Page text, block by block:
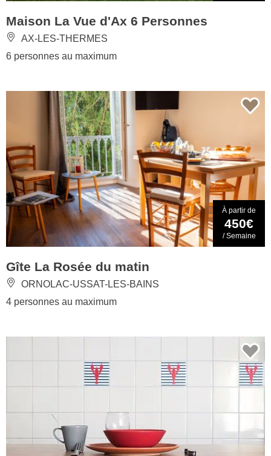
Maison La Vue d'Ax 6 Personnes
AX-LES-THERMES
6 personnes au maximum
À partir de
450€
/ Semaine
Gîte La Rosée du matin
ORNOLAC-USSAT-LES-BAINS
4 personnes au maximum